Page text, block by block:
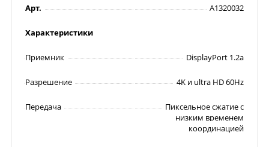
Арт. A1320032
Характеристики
Приемник DisplayPort 1.2a
Разрешение 4K и ultra HD 60Hz
Передача
Пиксельное сжатие с
низким временем
координацией